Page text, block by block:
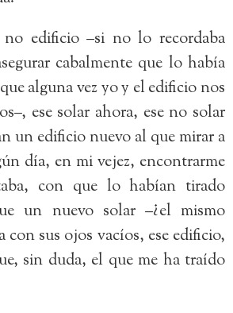
no edificio –si no lo recordaba
cabalmente que lo había
alguna vez yo y el edificio nos
ese solar ahora, ese no solar
un edificio nuevo al que mirar a
día, en mi vejez, encontrarme
con que lo habían tirado
un nuevo solar –¿el mismo
con sus ojos vacíos, ese edificio,
sin duda, el que me ha traído